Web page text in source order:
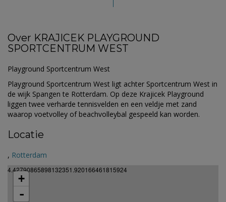
Over KRAJICEK PLAYGROUND
SPORTCENTRUM WEST
Playground Sportcentrum West
Playground Sportcentrum West ligt achter Sportcentrum West in
de wijk Spangen te Rotterdam. Op deze Krajicek Playground
liggen twee verharde tennisvelden en een veldje met zand
waarop voetvolley of beachvolleybal gespeeld kan worden.
Locatie
, Rotterdam
4.42790865898132351.920166461815924
+
-